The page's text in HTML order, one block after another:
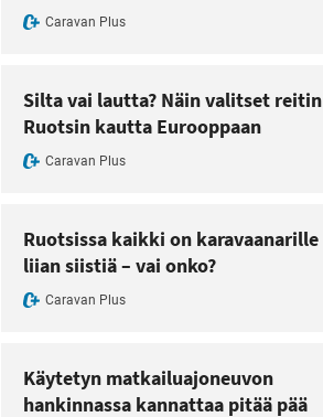
Caravan Plus
Silta vai lautta? Näin valitset reitin
Ruotsin kautta Eurooppaan
Caravan Plus
Ruotsissa kaikki on karavaanarille
liian siistiä – vai onko?
Caravan Plus
Käytetyn matkailuajoneuvon
hankinnassa kannattaa pitää pää